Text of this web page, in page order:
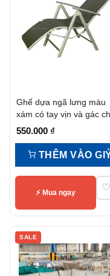
Ghế dựa ngã lưng màu
xám có tay vịn và gác
550.000 ₫
THÊM VÀO
⚡ Mua ngay ♡
SALE